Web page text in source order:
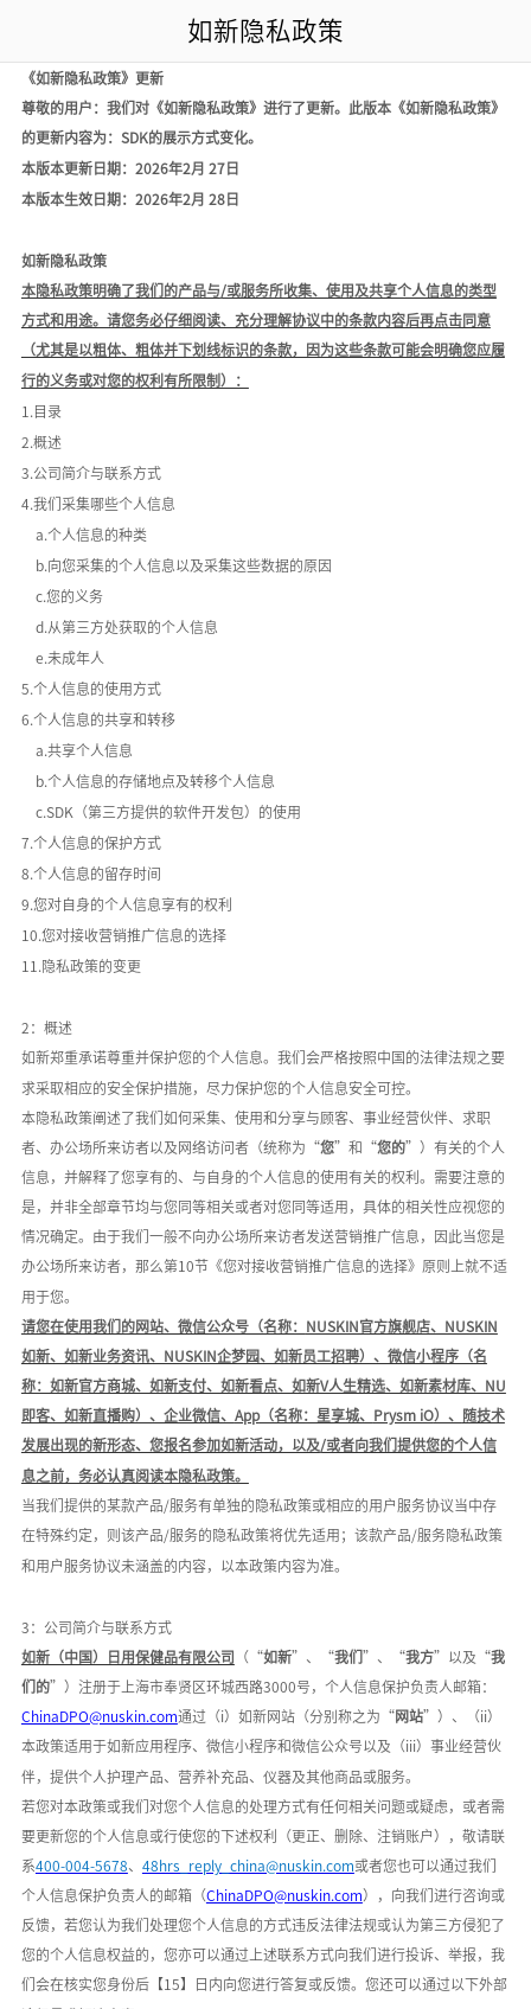
如新隐私政策
《如新隐私政策》更新
尊敬的用户：我们对《如新隐私政策》进行了更新。此版本《如新隐私政策》
的更新内容为： SDK的展示方式变化。
本版本更新日期： 2026年2月 27日
本版本生效日期： 2026年2月 28日
如新隐私政策
本隐私政策明确了我们的产品与/或服务所收集、使用及共享个人信息的类型
方式和用途。请您务必仔细阅读、充分理解协议中的条款内容后再点击同意
（尤其是以粗体、粗体并下划线标识的条款，因为这些条款可能会明确您应履
行的义务或对您的权利有所限制）：
1.目录
2.概述
3.公司简介与联系方式
4.我们采集哪些个人信息
a.个人信息的种类
b.向您采集的个人信息以及采集这些数据的原因
c.您的义务
d.从第三方处获取的个人信息
e.未成年人
5.个人信息的使用方式
6.个人信息的共享和转移
a.共享个人信息
b.个人信息的存储地点及转移个人信息
c.SDK（第三方提供的软件开发包）的使用
7.个人信息的保护方式
8.个人信息的留存时间
9.您对自身的个人信息享有的权利
10.您对接收营销推广信息的选择
11.隐私政策的变更
2：概述
如新郑重承诺尊重并保护您的个人信息。我们会严格按照中国的法律法规之要
求采取相应的安全保护措施，尽力保护您的个人信息安全可控。
本隐私政策阐述了我们如何采集、使用和分享与顾客、事业经营伙伴、求职
者、办公场所来访者以及网络访问者（统称为 “您”和“您的”）有关的个人
信息，并解释了您享有的、与自身的个人信息的使用有关的权利。需要注意的
是，并非全部章节均与您同等相关或者对您同等适用，具体的相关性应视您的
情况确定。由于我们一般不向办公场所来访者发送营销推广信息，因此当您是
办公场所来访者，那么第10节《您对接收营销推广信息的选择》原则上就不适
用于您。
请您在使用我们的网站、微信公众号（名称： NUSKIN官方旗舰店、NUSKIN
如新、如新业务资讯、NUSKIN企梦园、如新员工招聘）、微信小程序（名
称：如新官方商城、如新支付、如新看点、如新V人生精选、如新素材库、NU
即客、如新直播购）、企业微信、 App（名称：星享城、 Prysm iO）、 随技术
发展出现的新形态、您报名参加如新活动，以及/或者向我们提供您的个人信
息之前，务必认真阅读本隐私政策。
当我们提供的某款产品/服务有单独的隐私政策或相应的用户服务协议当中存
在特殊约定，则该产品/服务的隐私政策将优先适用；该款产品/服务隐私政策
和用户服务协议未涵盖的内容，以本政策内容为准。
3：公司简介与联系方式
如新（中国）日用保健品有限公司 （ “如新”、“我们 ”、“我方”以及“我
们的”）注册于上海市奉贤区环城西路3000号 ，个人信息保护负责人邮箱：
ChinaDPO@nuskin.com通过（i）如新网站（分别称之为“网站”）、（ii）
本政策适用于如新应用程序、微信小程序和微信公众号以及（iii）事业经营伙
伴，提供个人护理产品、营养补充品、仪器及其他商品或服务。
若您对本政策或我们对您个人信息的处理方式有任何相关问题或疑虑，或者需
要更新您的个人信息或行使您的下述权利（更正、删除、注销账户），敬请联
系400-004-5678、 48hrs_reply_china@nuskin.com或者您也可以通过我们
个人信息保护负责人的邮箱（ChinaDPO@nuskin.com），向我们进行咨询或
反馈，若您认为我们处理您个人信息的方式违反法律法规或认为第三方侵犯了
您的个人信息权益的，您亦可以通过上述联系方式向我们进行投诉、举报，我
们会在核实您身份后【15】日内向您进行答复或反馈。您还可以通过以下外部